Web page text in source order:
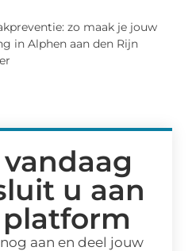
zo maak je jouw
in Alphen aan den Rijn
u aan
aan en deel jouw